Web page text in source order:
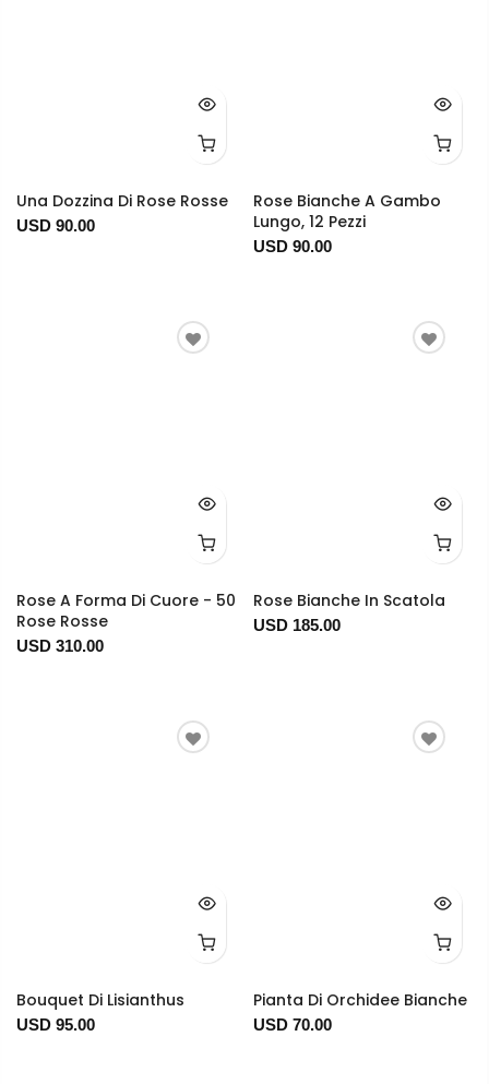
Una Dozzina Di Rose Rosse
USD 90.00
Rose Bianche A Gambo
Lungo, 12 Pezzi
USD 90.00
Rose A Forma Di Cuore - 50
Rose Rosse
USD 310.00
Rose Bianche In Scatola
USD 185.00
Bouquet Di Lisianthus
USD 95.00
Pianta Di Orchidee Bianche
USD 70.00